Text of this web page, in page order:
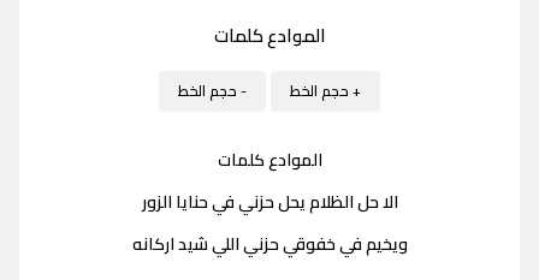
الموادع كلمات
+ حجم الخط - حجم الخط
الموادع كلمات
الا حل الظلام يحل حزني في حنايا الزور
ويخيم في خفوقي حزني اللي شيد اركانه